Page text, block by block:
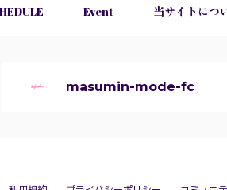
Event 当サイトにつ
masumin-mode-fc